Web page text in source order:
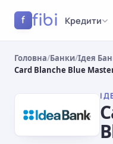
f fibi Кредити
Головна/Банки/Ідея
Card Blanche Blue